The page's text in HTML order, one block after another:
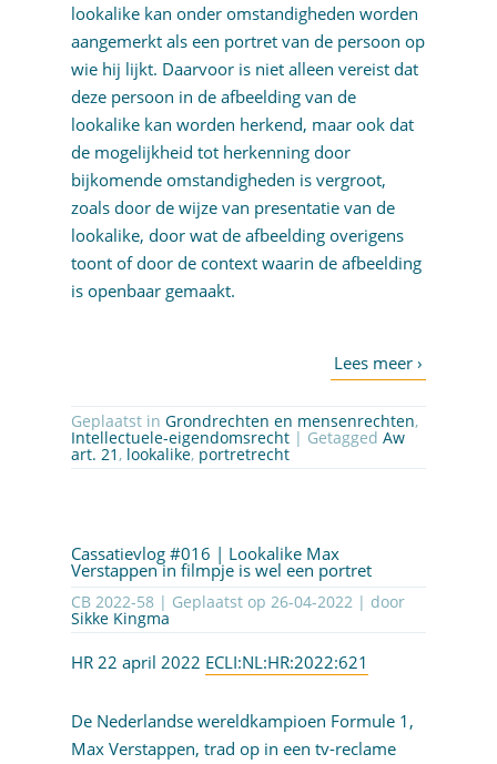
lookalike kan onder omstandigheden worden
aangemerkt als een portret van de persoon op
wie hij lijkt. Daarvoor is niet alleen vereist dat
deze persoon in de afbeelding van de
lookalike kan worden herkend, maar ook dat
de mogelijkheid tot herkenning door
bijkomende omstandigheden is vergroot,
zoals door de wijze van presentatie van de
lookalike, door wat de afbeelding overigens
toont of door de context waarin de afbeelding
is openbaar gemaakt.
Geplaatst in Grondrechten en mensenrechten,
Intellectuele-eigendomsrecht | Getagged Aw
art. 21 , lookalike, portretrecht
Cassatievlog #016 | Lookalike Max
Verstappen in filmpje is wel een portret
CB 2022-58 | Geplaatst op 26-04-2022| door
Sikke Kingma
HR 22 april 2022 ECLI:NL:HR:2022:621
De Nederlandse wereldkampioen Formule 1,
Max Verstappen, trad op in een tv-reclame